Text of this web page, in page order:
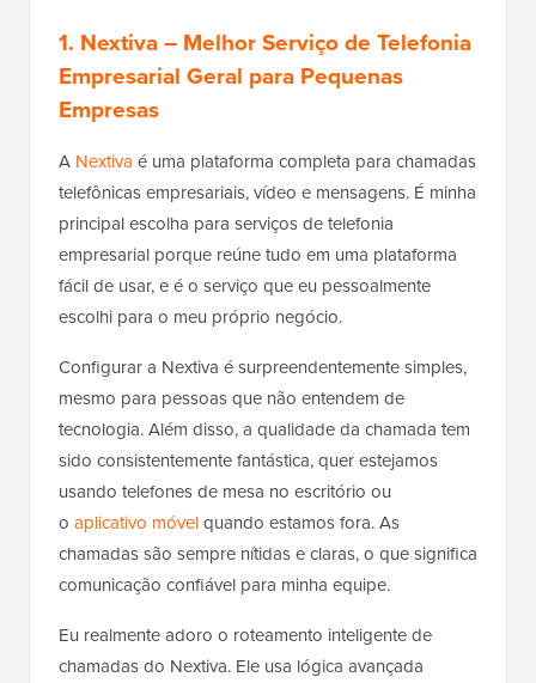
1. Nextiva– Melhor Serviço de Telefonia
Empresarial Geral para Pequenas
Empresas
A Nextiva é uma plataforma completa para chamadas
telefônicas empresariais, vídeo e mensagens. É minha
principal escolha para serviços de telefonia
empresarial porque reúne tudo em uma plataforma
fácil de usar, e é o serviço que eu pessoalmente
escolhi para o meu próprio negócio.
Configurar a Nextiva é surpreendentemente simples,
mesmo para pessoas que não entendem de
tecnologia. Além disso, a qualidade da chamada tem
sido consistentemente fantástica, quer estejamos
usando telefones de mesa no escritório ou
o aplicativo móvelquando estamos fora. As
chamadas são sempre nítidas e claras, o que significa
comunicação confiável para minha equipe.
Eu realmente adoro o roteamento inteligente de
chamadas do Nextiva. Ele usa lógica avançada